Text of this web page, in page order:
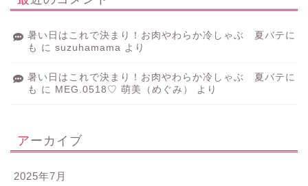
暑い日はこれで決まり！お肉やわらか冷しゃぶ 夏バテに
も に suzuhamama より
暑い日はこれで決まり！お肉やわらか冷しゃぶ 夏バテに
も に MEG.0518♡ 萌美（めぐみ） より
アーカイブ
2025年7月